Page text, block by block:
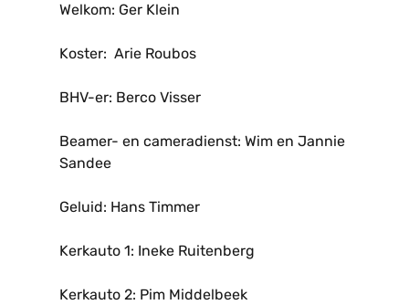
Welkom: Ger Klein
Koster: Arie Roubos
BHV-er: Berco Visser
Beamer- en cameradienst: Wim en Jannie
Sandee
Geluid: Hans Timmer
Kerkauto 1: Ineke Ruitenberg
Kerkauto 2: Pim Middelbeek